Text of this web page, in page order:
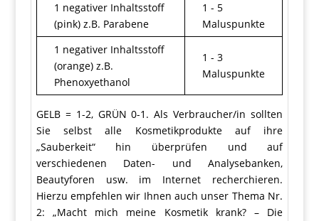
1 negativer Inhaltsstoff
(pink) z.B. Parabene
1 - 5
Maluspunkte
1 negativer Inhaltsstoff
(orange) z.B.
Phenoxyethanol
1 - 3
Maluspunkte
GELB = 1-2, GRÜN 0-1. Als Verbraucher/in sollten
Sie selbst alle Kosmetikprodukte auf ihre
„Sauberkeit“ hin überprüfen und auf
verschiedenen Daten- und Analysebanken,
Beautyforen usw. im Internet recherchieren.
Hierzu empfehlen wir Ihnen auch unser Thema Nr.
2: „Macht mich meine Kosmetik krank? – Die